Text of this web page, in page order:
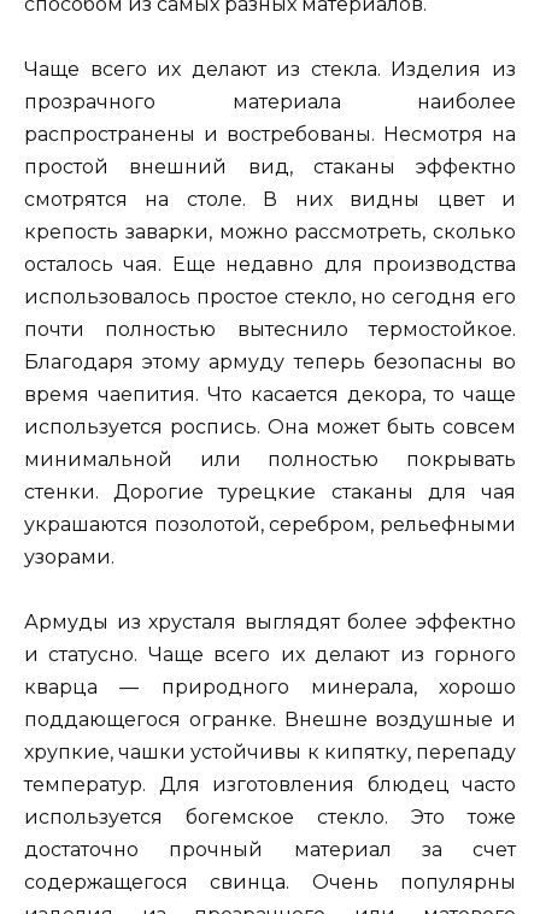
Чаще всего их делают из стекла. Изделия из
прозрачного материала наиболее
распространены и востребованы. Несмотря на
простой внешний вид, стаканы эффектно
смотрятся на столе. В них видны цвет и
крепость заварки, можно рассмотреть, сколько
осталось чая. Еще недавно для производства
использовалось простое стекло, но сегодня его
почти полностью вытеснило термостойкое.
Благодаря этому армуду теперь безопасны во
время чаепития. Что касается декора, то чаще
используется роспись. Она может быть совсем
минимальной или полностью покрывать
стенки. Дорогие турецкие стаканы для чая
украшаются позолотой, серебром, рельефными
узорами.
Армуды из хрусталя выглядят более эффектно
и статусно. Чаще всего их делают из горного
кварца — природного минерала, хорошо
поддающегося огранке. Внешне воздушные и
хрупкие, чашки устойчивы к кипятку, перепаду
температур. Для изготовления блюдец часто
используется богемское стекло. Это тоже
достаточно прочный материал за счет
содержащегося свинца. Очень популярны